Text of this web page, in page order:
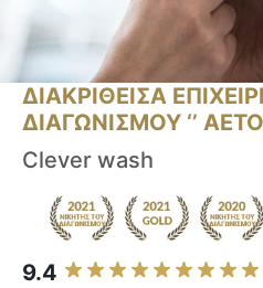
ΔΙΑΚΡΙΘΕΙΣΑ
ΔΙΑΓΩΝΙΣΜΟΥ ‘’ ΑΕΤΟΙ
Clever wash
9.4